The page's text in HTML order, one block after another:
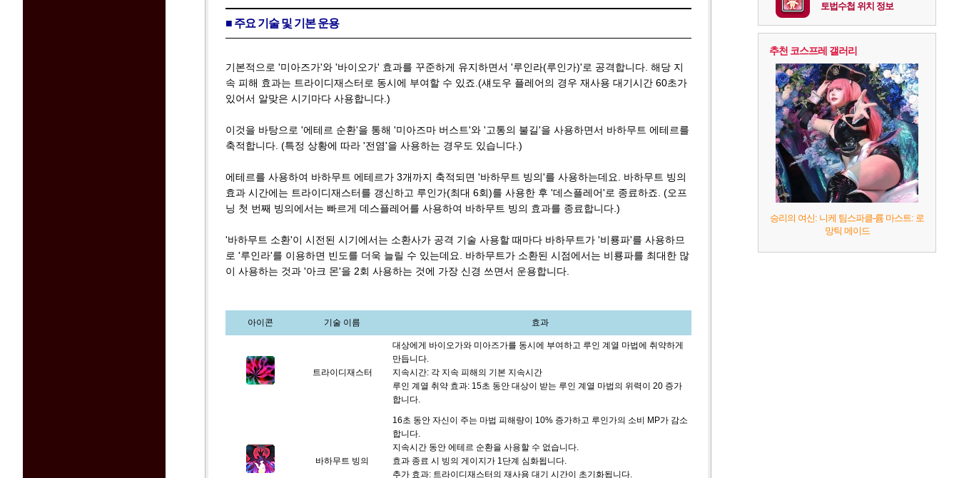
■ 주요 기술 및 기본 운용
기본적으로 '미아즈가'와 '바이오가' 효과를 꾸준하게 유지하면서 '루인라(루인가)'로 공격합니다. 해당 지
속 피해 효과는 트라이디재스터로 동시에 부여할 수 있죠.(섀도우 플레어의 경우 재사용 대기시간 60초가
있어서 알맞은 시기마다 사용합니다.)
이것을 바탕으로 '에테르 순환'을 통해 '미아즈마 버스트'와 '고통의 불길'을 사용하면서 바하무트 에테르를
축적합니다. (특정 상황에 따라 '전염'을 사용하는 경우도 있습니다.)
에테르를 사용하여 바하무트 에테르가 3개까지 축적되면 '바하무트 빙의'를 사용하는데요. 바하무트 빙의
효과 시간에는 트라이디재스터를 갱신하고 루인가(최대 6회)를 사용한 후 '데스플레어'로 종료하죠. (오프
닝 첫 번째 빙의에서는 빠르게 데스플레어를 사용하여 바하무트 빙의 효과를 종료합니다.)
'바하무트 소환'이 시전된 시기에서는 소환사가 공격 기술 사용할 때마다 바하무트가 '비룡파'를 사용하므
로 '루인라'를 이용하면 빈도를 더욱 늘릴 수 있는데요. 바하무트가 소환된 시점에서는 비룡파를 최대한 많
이 사용하는 것과 '아크 몬'을 2회 사용하는 것에 가장 신경 쓰면서 운용합니다.
아이콘 기술 이름 효과
트라이디재스터
대상에게 바이오가와 미아즈가를 동시에 부여하고 루인 계열 마법에 취약하게
만듭니다.
지속시간: 각 지속 피해의 기본 지속시간
루인 계열 취약 효과: 15초 동안 대상이 받는 루인 계열 마법의 위력이 20 증가
합니다.
바하무트 빙의
16초 동안 자신이 주는 마법 피해량이 10% 증가하고 루인가의 소비 MP가 감소
합니다.
지속시간 동안 에테르 순환을 사용할 수 없습니다.
효과 종료 시 빙의 게이지가 1단계 심화됩니다.
추가 효과: 트라이디재스터의 재사용 대기 시간이 초기화됩니다.
토법수첩 위치 정보
추천 코스프레 갤러리
승리의 여신: 니케 팀스파클-륨 마스트: 로
망틱 메이드